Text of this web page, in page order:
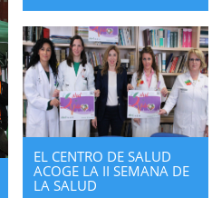
EL CENTRO DE SALUD
ACOGE LA II SEMANA DE
LA SALUD